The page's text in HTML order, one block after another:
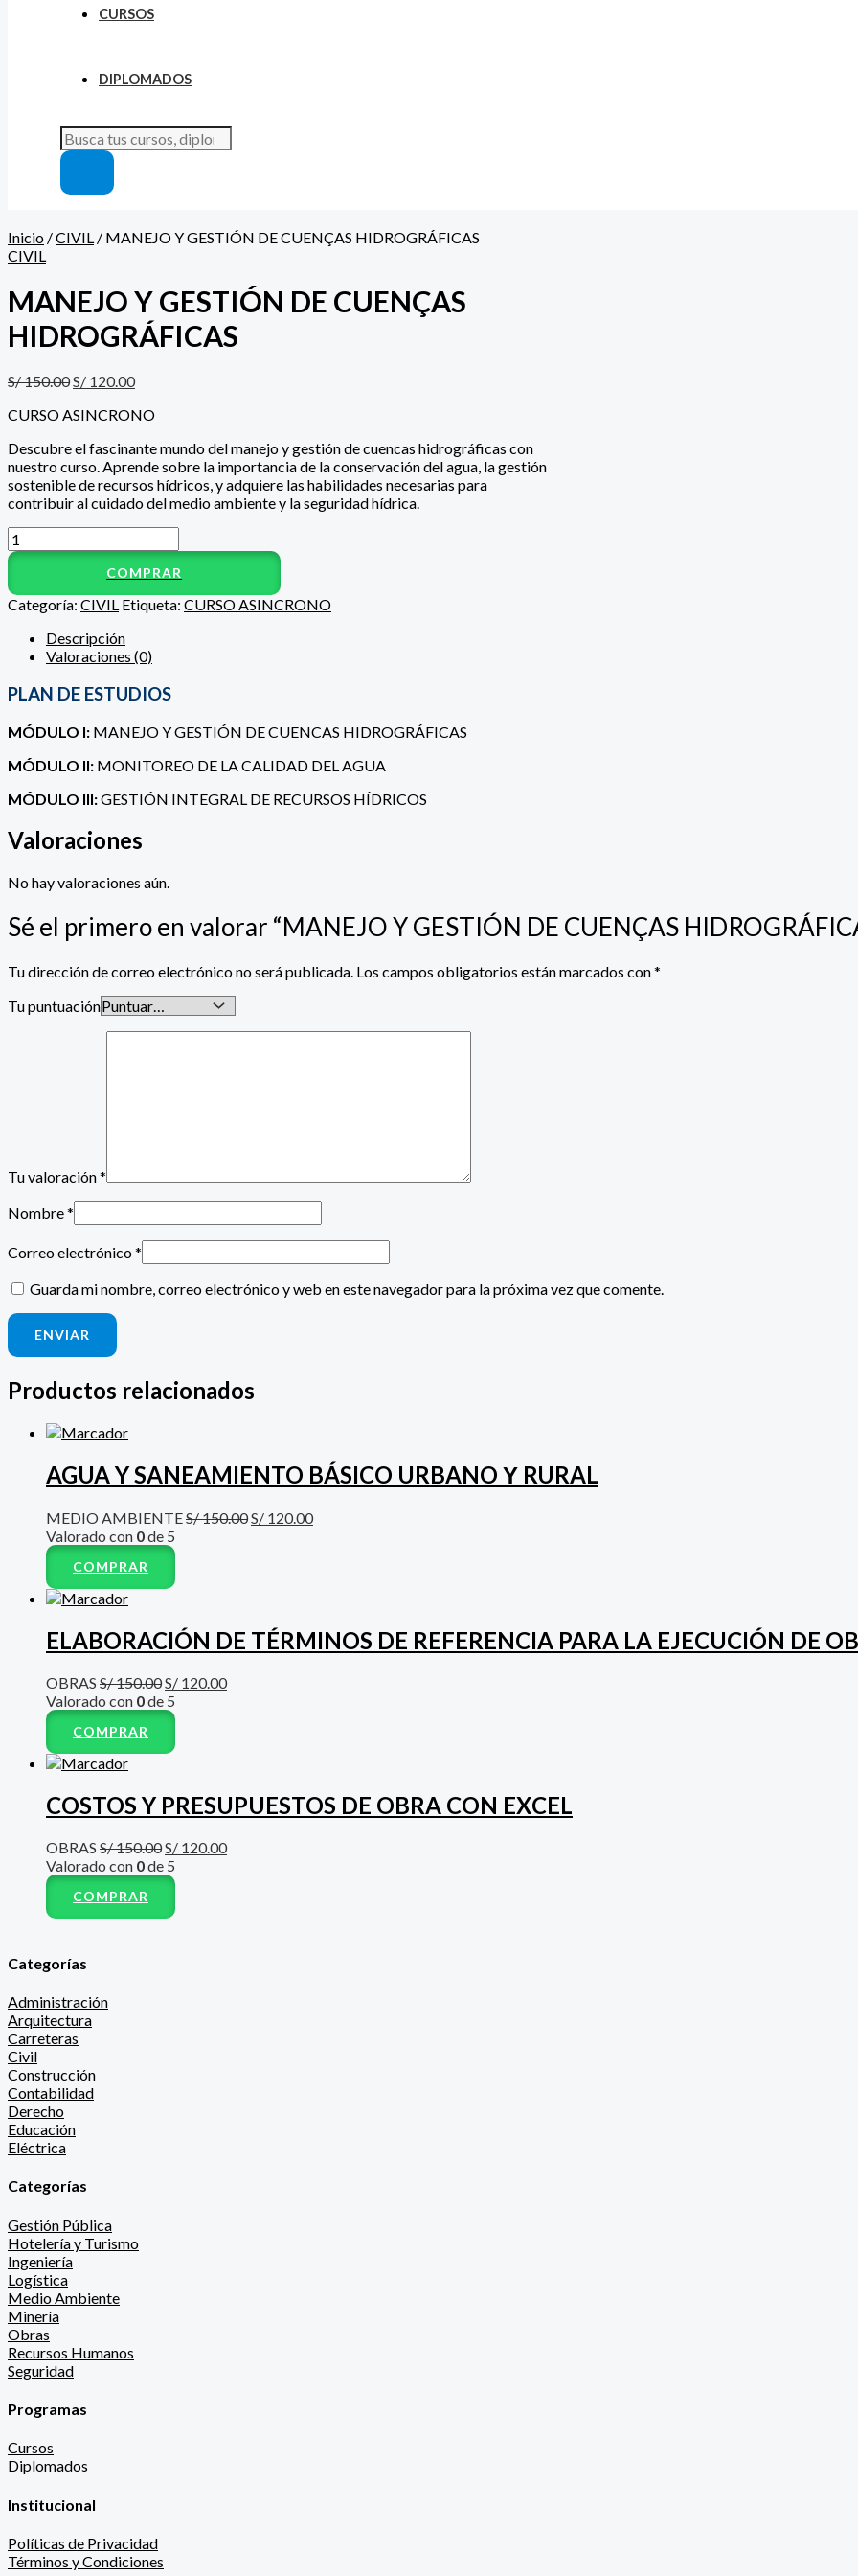
CURSOS
DIPLOMADOS
Inicio /CIVIL / MANEJO Y GESTIÓN DE CUENÇAS HIDROGRÁFICAS
CIVIL
MANEJO Y GESTIÓN DE CUENÇAS
HIDROGRÁFICAS
S/150.00S/ 120.00
CURSO ASINCRONO
Descubre el fascinante mundo del manejo y gestión de cuencas hidrográficas con
nuestro curso. Aprende sobre la importancia de la conservación del agua, la gestión
sostenible de recursos hídricos, y adquiere las habilidades necesarias para
contribuir al cuidado del medio ambiente y la seguridad hídrica.
COMPRAR
Categoría: CIVIL Etiqueta: CURSO ASINCRONO
Descripción
Valoraciones (0)
PLAN DE ESTUDIOS
MÓDULO I: MANEJO Y GESTIÓN DE CUENCAS HIDROGRÁFICAS
MÓDULO II: MONITOREO DE LA CALIDAD DEL AGUA
MÓDULO III:GESTIÓN INTEGRAL DE RECURSOS HÍDRICOS
Valoraciones
No hay valoraciones aún.
Sé el primero en valorar “MANEJO Y GESTIÓN DE CUENÇAS
Tu dirección de correo electrónico no será publicada. Los campos obligatorios están marcados con*
Tu puntuación
Tu valoración*
Nombre*
Correo electrónico*
Guarda mi nombre, correo electrónico y web en este navegador para la próxima vez que comente.
Productos relacionados
AGUA Y SANEAMIENTO BÁSICO URBANO Υ RURAL
MEDIO AMBIENTES/150.00S/ 120.00
Valorado con 0de 5
COMPRAR
ELABORACIÓN DE TÉRMINOS DE REFERENCIA PARA LA EJECUCIÓN DE
OBRAS S/150.00S/ 120.00
Valorado con 0de 5
COMPRAR
COSTOS Y PRESUPUESTOS DE OBRA CON EXCEL
OBRAS S/150.00S/ 120.00
Valorado con 0de 5
COMPRAR
Categorías
Administración
Arquitectura
Carreteras
Civil
Construcción
Contabilidad
Derecho
Educación
Eléctrica
Categorías
Gestión Pública
Hotelería y Turismo
Ingeniería
Logística
Medio Ambiente
Minería
Obras
Recursos Humanos
Seguridad
Programas
Cursos
Diplomados
Institucional
Políticas de Privacidad
Términos y Condiciones